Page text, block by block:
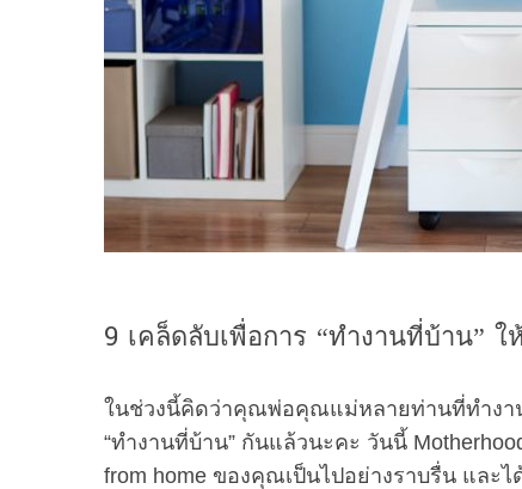
9 เคล็ดลับเพื่อการ “ทำงานที่บ้าน” ใ
ในช่วงนี้คิดว่าคุณพ่อคุณแม่หลายท่านที่ทำงา
“ทำงานที่บ้าน” กันแล้วนะคะ วันนี้
from home ของคุณเป็นไปอย่างราบรื่น และ